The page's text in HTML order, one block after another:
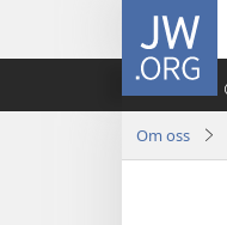
JW.ORG
Om oss